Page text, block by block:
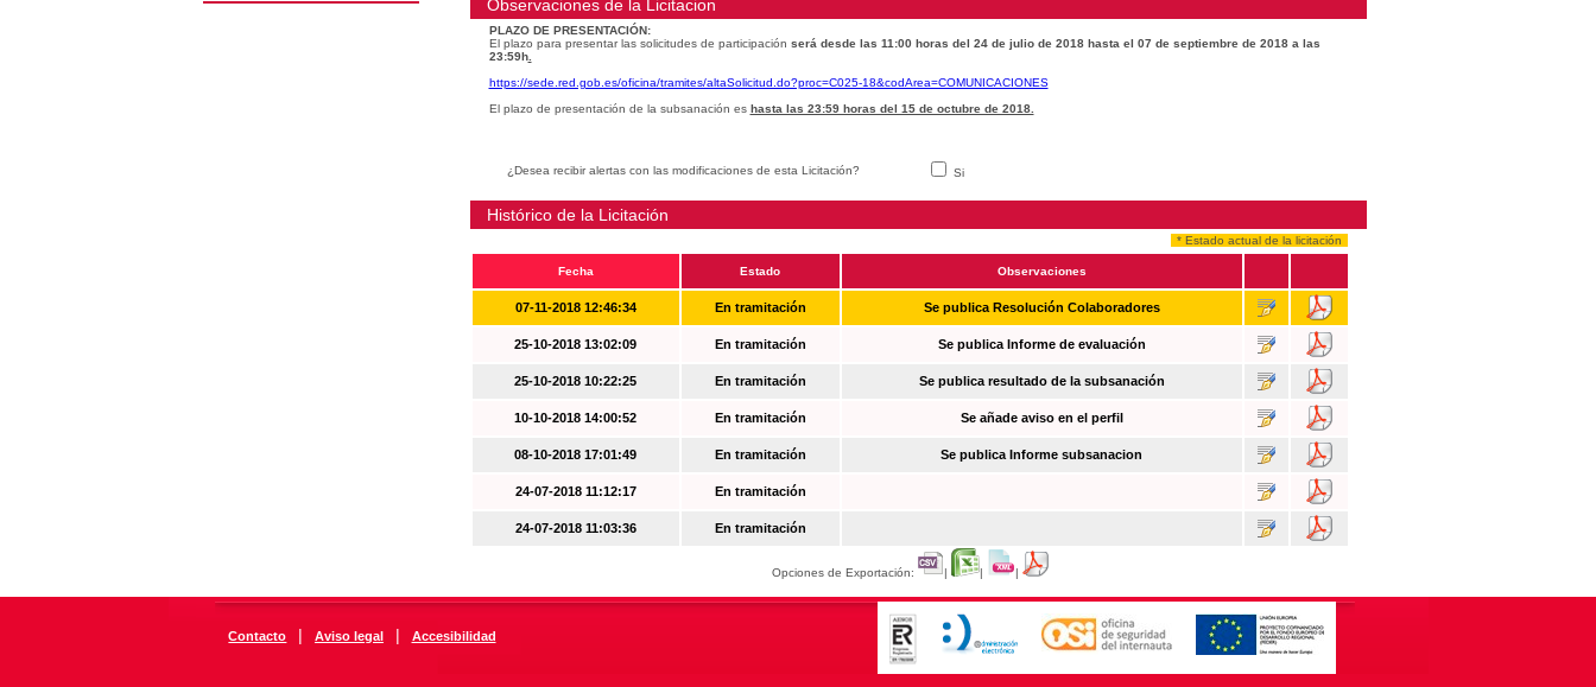
Observaciones de la Licitacion
PLAZO DE PRESENTACIÓN:
El plazo para presentar las solicitudes de participación será desde las 11:00 horas del 24 de julio de 2018 hasta el 07 de septiembre de 2018 a las
23:59h.
https://sede.red.gob.es/oficina/tramites/altaSolicitud.do?proc=C025-18&codArea=COMUNICACIONES
El plazo de presentación de la subsanación es hasta las 23:59 horas del 15 de octubre de 2018.
¿Desea recibir alertas con las modificaciones de esta Licitación? Si
Histórico de la Licitación
* Estado actual de la licitación
Fecha Estado Observaciones
07-11-2018 12:46:34 En tramitación Se publica Resolución Colaboradores
25-10-2018 13:02:09 En tramitación Se publica Informe de evaluación
25-10-2018 10:22:25 En tramitación Se publica resultado de la subsanación
10-10-2018 14:00:52 En tramitación Se añade aviso en el perfil
08-10-2018 17:01:49 En tramitación Se publica Informe subsanacion
24-07-2018 11:12:17 En tramitación
24-07-2018 11:03:36 En tramitación
Opciones de Exportación: | | |
Contacto | Aviso legal | Accesibilidad